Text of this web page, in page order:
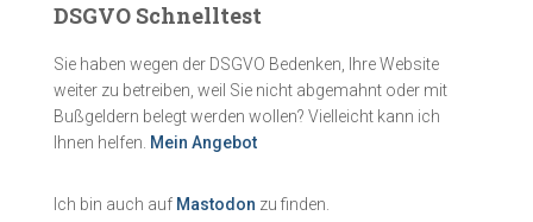
DSGVO Schnelltest
Sie haben wegen der DSGVO Bedenken, Ihre Website
weiter zu betreiben, weil Sie nicht abgemahnt oder mit
Bußgeldern belegt werden wollen? Vielleicht kann ich
Ihnen helfen. Mein Angebot
Ich bin auch auf Mastodon zu finden.